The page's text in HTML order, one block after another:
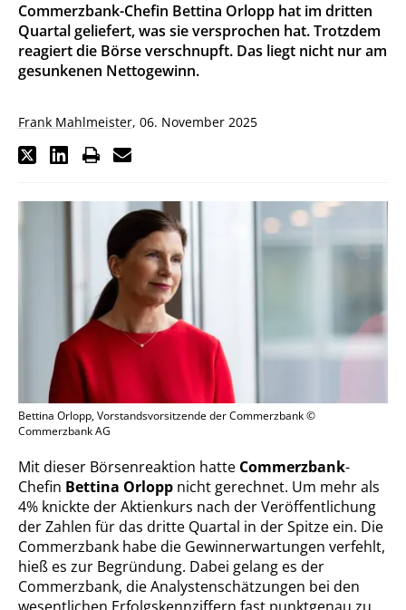
Commerzbank-Chefin Bettina Orlopp hat im dritten
Quartal geliefert, was sie versprochen hat. Trotzdem
reagiert die Börse verschnupft. Das liegt nicht nur am
gesunkenen Nettogewinn.
Frank Mahlmeister, 06. November 2025
Bettina Orlopp, Vorstandsvorsitzende der Commerzbank ©
Commerzbank AG
Mit dieser Börsenreaktion hatte Commerzbank-
Chefin Bettina Orlopp nicht gerechnet. Um mehr als
4% knickte der Aktienkurs nach der Veröffentlichung
der Zahlen für das dritte Quartal in der Spitze ein. Die
Commerzbank habe die Gewinnerwartungen verfehlt,
hieß es zur Begründung. Dabei gelang es der
Commerzbank, die Analystenschätzungen bei den